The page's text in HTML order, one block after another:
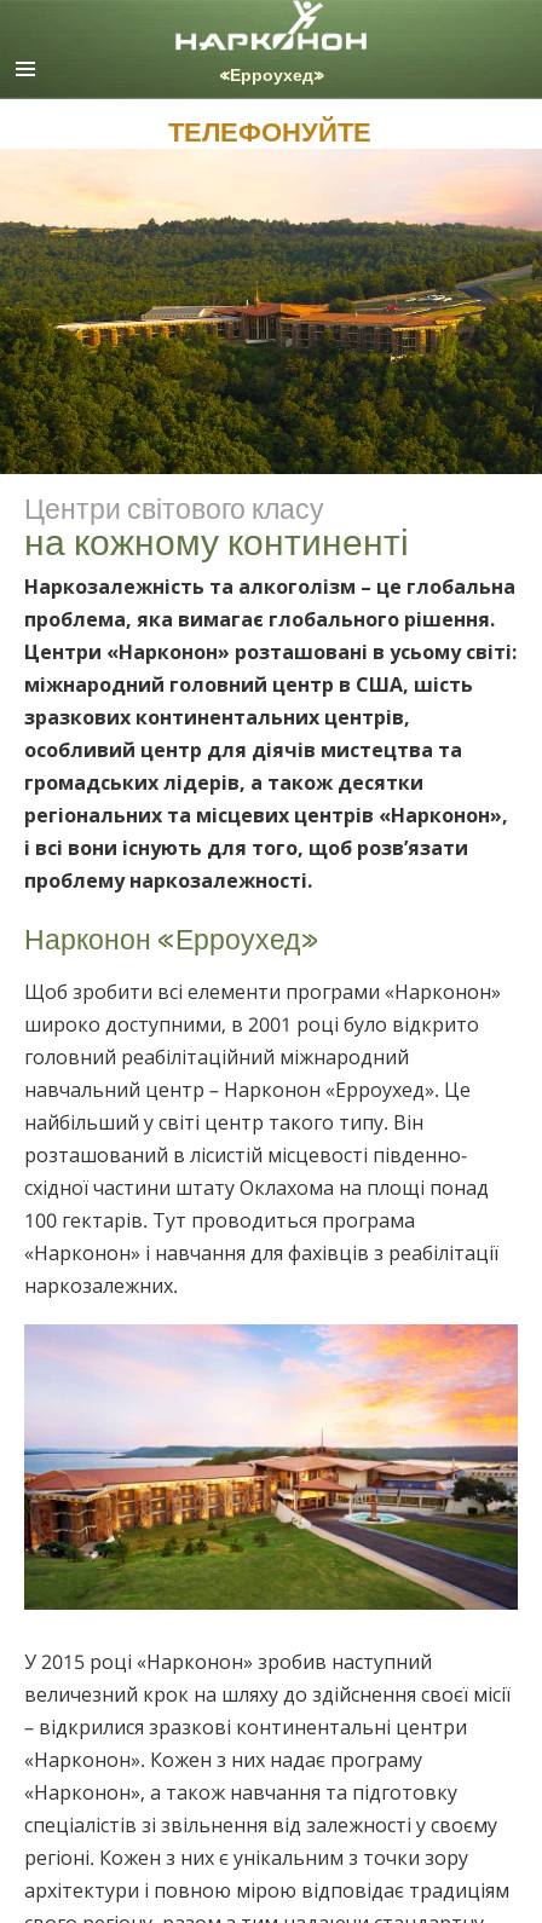
English
Deutsch
Ελληνικά (Greek)
Hebrew
Magyar
Italiano
日本語 (Japanese)
Nederlands
Norsk
Portuguès
Русский (Russian)
繁體中文 (Chinese)
Arabic
Ukrainian
Czech
Turkish
ТЕЛЕФОНУЙТЕ
Центри світового класу
на кожному континенті
Наркозалежність та алкоголізм – це глобальна
проблема, яка вимагає глобального рішення.
Центри «Нарконон» розташовані в усьому світі:
міжнародний головний центр в США, шість
зразкових континентальних центрів,
особливий центр для діячів мистецтва та
громадських лідерів, а також десятки
регіональних та місцевих центрів «Нарконон»,
і всі вони існують для того, щоб розв’язати
проблему наркозалежності.
Нарконон «Ерроухед»
Щоб зробити всі елементи програми «Нарконон»
широко доступними, в 2001 році було відкрито
головний реабілітаційний міжнародний
навчальний центр – Нарконон «Ерроухед». Це
найбільший у світі центр такого типу. Він
розташований в лісистій місцевості південно-
східної частини штату Оклахома на площі понад
100 гектарів. Тут проводиться програма
«Нарконон» і навчання для фахівців з реабілітації
наркозалежних.
У 2015 році «Нарконон» зробив наступний
величезний крок на шляху до здійснення своєї місії
– відкрилися зразкові континентальні центри
«Нарконон». Кожен з них надає програму
«Нарконон», а також навчання та підготовку
спеціалістів зі звільнення від залежності у своєму
регіоні. Кожен з них є унікальним з точки зору
архітектури і повною мірою відповідає традиціям